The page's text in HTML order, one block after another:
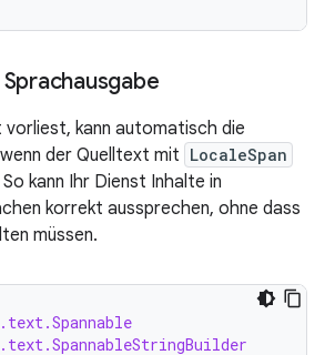
vorliest, kann automatisch die
der Quelltext mit LocaleSpan
kann Ihr Dienst Inhalte in
korrekt aussprechen, ohne dass
müssen.